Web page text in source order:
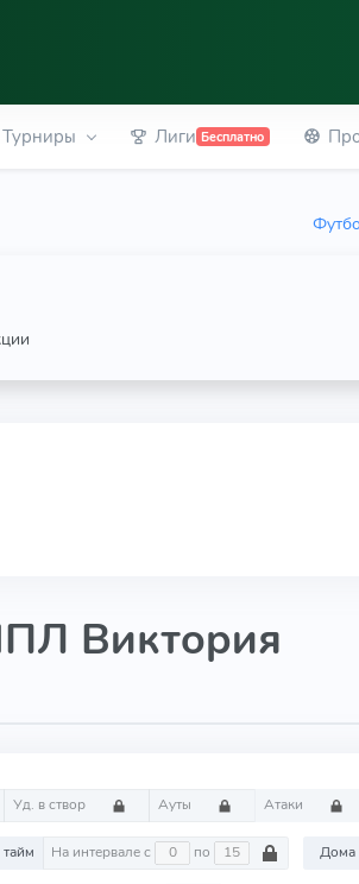
Турниры Лиги Бесплатно
Виктория
Уд. в створ Ауты Атаки
На интервале с по Дома